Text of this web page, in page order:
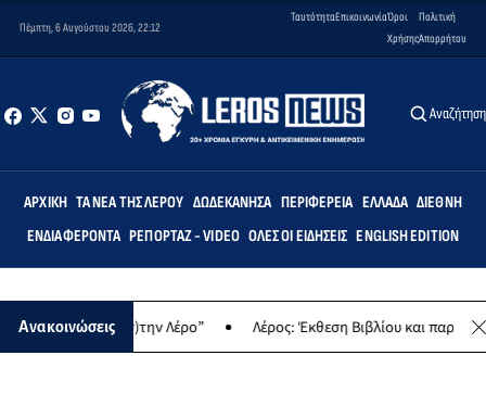
Πέμπτη, 6 Αυγούστου 2026, 22:12
ΤαυτότηταΕπικοινωνίαΌροι
Χρήσης
Πολιτική
Απορρήτου
Αναζήτηση
ΑΡΧΙΚΉ ΤΑ ΝΈΑ ΤΗΣ ΛΈΡΟΥ ΔΩΔΕΚΆΝΗΣΑ ΠΕΡΙΦΈΡΕΙΑ ΕΛΛΆΔΑ ΔΙΕΘΝΉ
ΕΝΔΙΑΦΈΡΟΝΤΑ ΡΕΠΟΡΤΆΖ - VIDEO ΌΛΕΣ ΟΙ ΕΙΔΉΣΕΙΣ ENGLISH EDITION
Ανακοινώσεις(σ)την Λέρο” Λέρος: Έκθεση Βιβλίου και